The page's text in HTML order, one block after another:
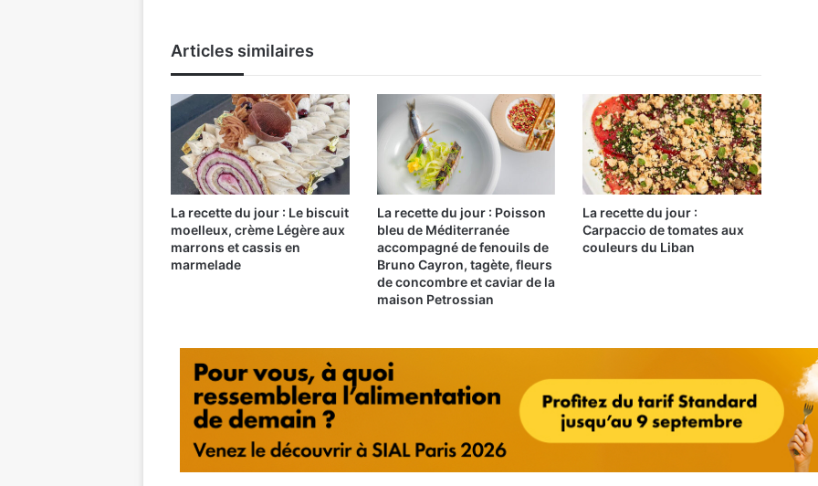
Articles similaires
La recette du jour : Le biscuit
moelleux, crème Légère aux
marrons et cassis en
marmelade
La recette du jour : Poisson
bleu de Méditerranée
accompagné de fenouils de
Bruno Cayron, tagète, fleurs
de concombre et caviar de la
maison Petrossian
La recette du jour :
Carpaccio de tomates aux
couleurs du Liban